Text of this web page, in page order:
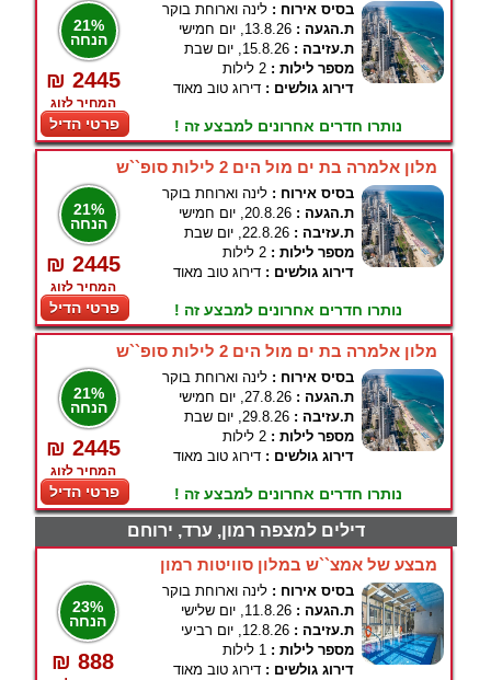
21%
הנחה
₪ 2445
המחיר לזוג
פרטי הדיל
בסיס אירוח : לינה וארוחת בוקר
ת.הגעה : 13.8.26, יום חמישי
ת.עזיבה : 15.8.26, יום שבת
מספר לילות : 2 לילות
דירוג גולשים : דירוג טוב מאוד
נותרו חדרים אחרונים למבצע זה !
מלון אלמרה בת ים מול הים 2 לילות סופ``ש
21%
הנחה
₪ 2445
המחיר לזוג
פרטי הדיל
בסיס אירוח : לינה וארוחת בוקר
ת.הגעה : 20.8.26, יום חמישי
ת.עזיבה : 22.8.26, יום שבת
מספר לילות : 2 לילות
דירוג גולשים : דירוג טוב מאוד
נותרו חדרים אחרונים למבצע זה !
מלון אלמרה בת ים מול הים 2 לילות סופ``ש
21%
הנחה
₪ 2445
המחיר לזוג
פרטי הדיל
בסיס אירוח : לינה וארוחת בוקר
ת.הגעה : 27.8.26, יום חמישי
ת.עזיבה : 29.8.26, יום שבת
מספר לילות : 2 לילות
דירוג גולשים : דירוג טוב מאוד
נותרו חדרים אחרונים למבצע זה !
דילים למצפה רמון, ערד, ירוחם
מבצע של אמצ``ש במלון סוויטות רמון
23%
הנחה
₪ 888
בסיס אירוח : לינה וארוחת בוקר
ת.הגעה : 11.8.26, יום שלישי
ת.עזיבה : 12.8.26, יום רביעי
מספר לילות : 1 לילות
דירוג גולשים : דירוג טוב מאוד